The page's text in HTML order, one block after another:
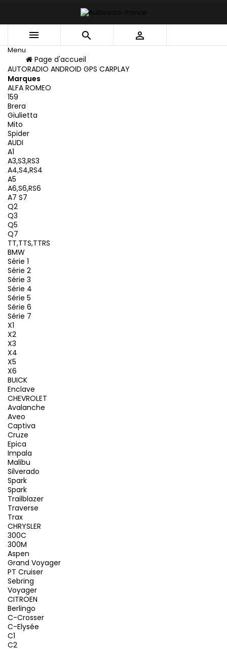
  
Menu
Page d'accueil
AUTORADIO ANDROID GPS CARPLAY
Marques
ALFA ROMEO
159
Brera
Giulietta
Mito
Spider
AUDI
A1
A3,S3,RS3
A4,S4,RS4
A5
A6,S6,RS6
A7 S7
Q2
Q3
Q5
Q7
TT,TTS,TTRS
BMW
Série 1
Série 2
Série 3
Série 4
Série 5
Série 6
Série 7
X1
X2
X3
X4
X5
X6
BUICK
Enclave
CHEVROLET
Avalanche
Aveo
Captiva
Cruze
Epica
Impala
Malibu
Silverado
Spark
Spark
Trailblazer
Traverse
Trax
CHRYSLER
300C
300M
Aspen
Grand Voyager
PT Cruiser
Sebring
Voyager
CITROEN
Berlingo
C-Crosser
C-Elysée
C1
C2